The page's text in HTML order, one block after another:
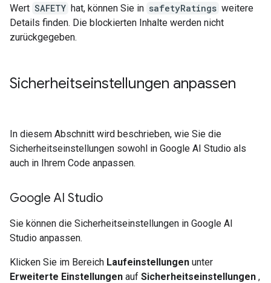
Wert SAFETY hat, können Sie in safetyRatings weitere
Details finden. Die blockierten Inhalte werden nicht
zurückgegeben.
Sicherheitseinstellungen anpassen
In diesem Abschnitt wird beschrieben, wie Sie die
Sicherheitseinstellungen sowohl in Google AI Studio als
auch in Ihrem Code anpassen.
Google AI Studio
Sie können die Sicherheitseinstellungen in Google AI
Studio anpassen.
Klicken Sie im Bereich Laufeinstellungen unter
Erweiterte Einstellungen auf Sicherheitseinstellungen ,